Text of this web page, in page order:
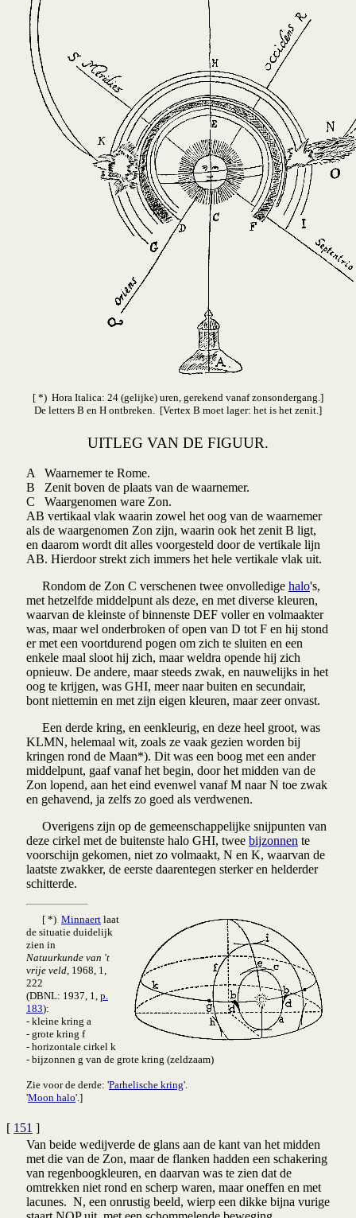
[ *) Hora Italica: 24 (gelijke) uren, gerekend vanaf zonsondergang.]
De letters B en H ontbreken. [Vertex B moet lager: het is het zenit.]
UITLEG VAN DE FIGUUR.
A Waarnemer te Rome.
B Zenit boven de plaats van de waarnemer.
C Waargenomen ware Zon.
AB vertikaal vlak waarin zowel het oog van de waarnemer
als de waargenomen Zon zijn, waarin ook het zenit B ligt,
en daarom wordt dit alles voorgesteld door de vertikale lijn
AB. Hierdoor strekt zich immers het hele vertikale vlak uit.
Rondom de Zon C verschenen twee onvolledige halo's,
met hetzelfde middelpunt als deze, en met diverse kleuren,
waarvan de kleinste of binnenste DEF voller en volmaakter
was, maar wel onderbroken of open van D tot F en hij stond
er met een voortdurend pogen om zich te sluiten en een
enkele maal sloot hij zich, maar weldra opende hij zich
opnieuw. De andere, maar steeds zwak, en nauwelijks in het
oog te krijgen, was GHI, meer naar buiten en secundair,
bont niettemin en met zijn eigen kleuren, maar zeer onvast.
Een derde kring, en eenkleurig, en deze heel groot, was
KLMN, helemaal wit, zoals ze vaak gezien worden bij
kringen rond de Maan*). Dit was een boog met een ander
middelpunt, gaaf vanaf het begin, door het midden van de
Zon lopend, aan het eind evenwel vanaf M naar N toe zwak
en gehavend, ja zelfs zo goed als verdwenen.
Overigens zijn op de gemeenschappelijke snijpunten van
deze cirkel met de buitenste halo GHI, twee bijzonnen te
voorschijn gekomen, niet zo volmaakt, N en K, waarvan de
laatste zwakker, de eerste daarentegen sterker en helderder
schitterde.
[ *) Minnaert laat
de situatie duidelijk
zien in
Natuurkunde van 't
vrije veld , 1968, 1,
222
(DBNL: 1937, 1, p.
183):
- kleine kring a
- grote kring f
- horizontale cirkel k
- bijzonnen g van de grote kring (zeldzaam)
Zie voor de derde: 'Parhelische kring'.
'Moon halo'.]
[ 151 ]
Van beide wedijverde de glans aan de kant van het midden
met die van de Zon, maar de flanken hadden een schakering
van regenboogkleuren, en daarvan was te zien dat de
omtrekken niet rond en scherp waren, maar oneffen en met
lacunes. N, een onrustig beeld, wierp een dikke bijna vurige